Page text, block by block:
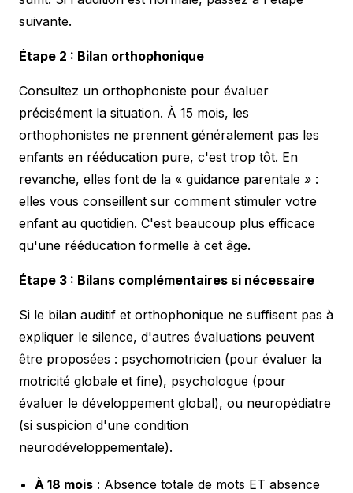
suivante.
Étape 2 : Bilan orthophonique
Consultez un orthophoniste pour évaluer
précisément la situation. À 15 mois, les
orthophonistes ne prennent généralement pas les
enfants en rééducation pure, c'est trop tôt. En
revanche, elles font de la « guidance parentale » :
elles vous conseillent sur comment stimuler votre
enfant au quotidien. C'est beaucoup plus efficace
qu'une rééducation formelle à cet âge.
Étape 3 : Bilans complémentaires si nécessaire
Si le bilan auditif et orthophonique ne suffisent pas à
expliquer le silence, d'autres évaluations peuvent
être proposées : psychomotricien (pour évaluer la
motricité globale et fine), psychologue (pour
évaluer le développement global), ou neuropédiatre
(si suspicion d'une condition
neurodéveloppementale).
À 18 mois : Absence totale de mots ET absence